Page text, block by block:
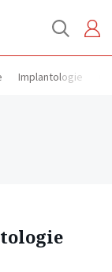
Implantologie